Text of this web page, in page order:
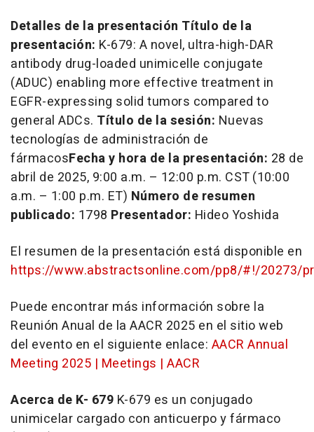
Detalles de la presentación Título de la
presentación: K-679: A novel, ultra-high-DAR
antibody drug-loaded unimicelle conjugate
(ADUC) enabling more effective treatment in
EGFR-expressing solid tumors compared to
general ADCs. Título de la sesión: Nuevas
tecnologías de administración de
fármacosFecha y hora de la presentación: 28 de
abril de 2025, 9:00 a.m. – 12:00 p.m. CST(10:00
a.m. – 1:00 p.m. ET) Número de resumen
publicado: 1798 Presentador: Hideo Yoshida
El resumen de la presentación está disponible en
https://www.abstractsonline.com/pp8/#!/20273/
Puede encontrar más información sobre la
Reunión Anual de la AACR 2025 en el sitio web
del evento en el siguiente enlace: AACR Annual
Meeting 2025 | Meetings | AACR
Acerca de K- 679 K-679 es un conjugado
unimicelar cargado con anticuerpo y fármaco